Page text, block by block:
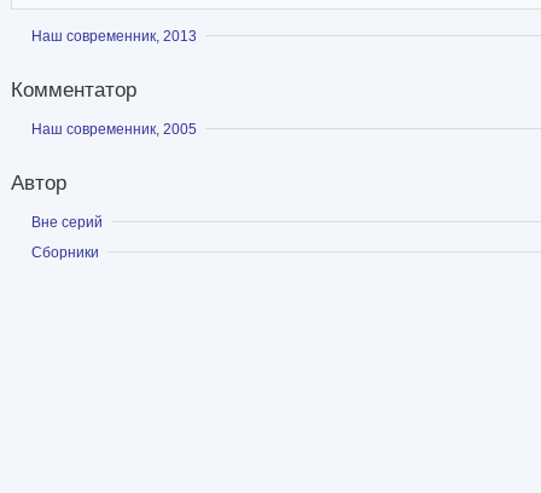
Показать
Наш современник, 2013
Комментатор
Показать
Наш современник, 2005
Автор
Показать
Вне серий
Показать
Сборники